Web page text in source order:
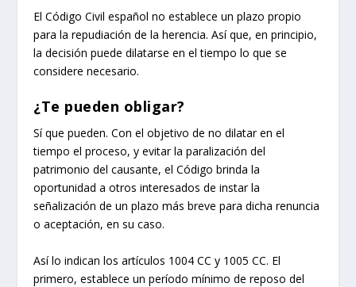
El Código Civil español no establece un plazo propio
para la repudiación de la herencia. Así que, en principio,
la decisión puede dilatarse en el tiempo lo que se
considere necesario.
¿Te pueden obligar?
Sí que pueden. Con el objetivo de no dilatar en el
tiempo el proceso, y evitar la paralización del
patrimonio del causante, el Código brinda la
oportunidad a otros interesados de instar la
señalización de un plazo más breve para dicha renuncia
o aceptación, en su caso.
Así lo indican los artículos 1004 CC y 1005 CC. El
primero, establece un período mínimo de reposo del